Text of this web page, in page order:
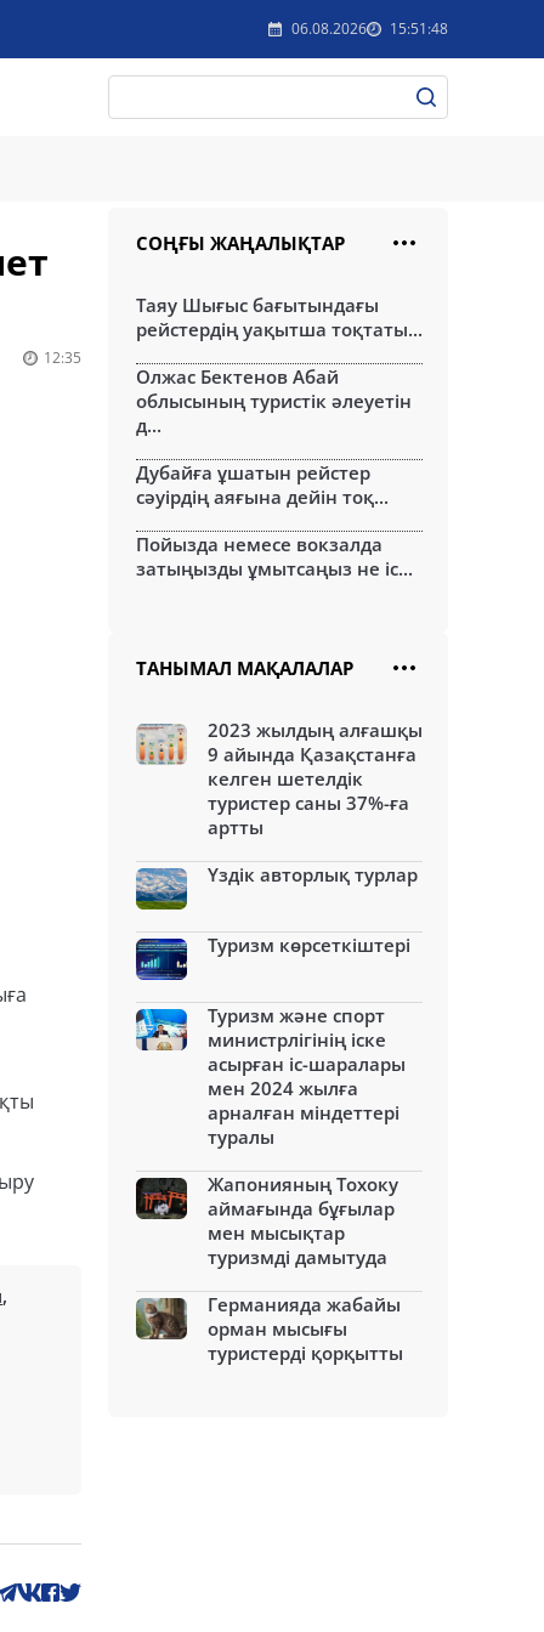
06.08.2026 15:51:48
12:35
,
СОҢҒЫ ЖАҢАЛЫҚТАР
Таяу Шығыс бағытындағы
рейстердің уақытша тоқтаты...
Олжас Бектенов Абай
облысының туристік әлеуетін
д...
Дубайға ұшатын рейстер
сәуірдің аяғына дейін тоқ...
Пойызда немесе вокзалда
затыңызды ұмытсаңыз не іс...
ТАНЫМАЛ МАҚАЛАЛАР
2023 жылдың алғашқы
9 айында Қазақстанға
келген шетелдік
туристер саны 37%-ға
артты
Үздік авторлық турлар
Туризм көрсеткіштері
Туризм және спорт
министрлігінің іске
асырған іс-шаралары
мен 2024 жылға
арналған міндеттері
туралы
Жапонияның Тохоку
аймағында бұғылар
мен мысықтар
туризмді дамытуда
Германияда жабайы
орман мысығы
туристерді қорқытты